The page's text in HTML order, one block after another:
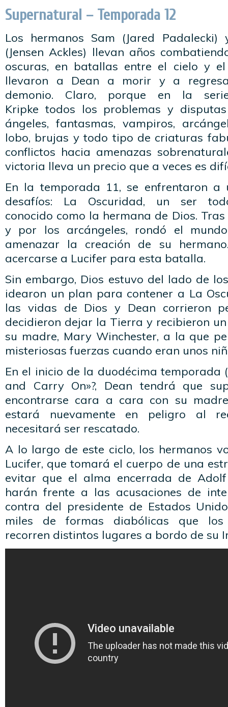
Supernatural – Temporada 12
Los hermanos Sam (Jared Padalecki)
(Jensen Ackles) llevan años
oscuras, en batallas entre el cielo y
llevaron a Dean a morir y a
demonio. Claro, porque en la
Kripke todos los problemas y
ángeles, fantasmas, vampiros,
lobo, brujas y todo tipo de criaturas
conflictos hacia amenazas
victoria lleva un precio que a veces es
En la temporada 11, se enfrentaron a
desafíos: La Oscuridad, un ser
conocido como la hermana de Dios.
y por los arcángeles, rondó el
amenazar la creación de su
acercarse a Lucifer para esta batalla.
Sin embargo, Dios estuvo del lado de
idearon un plan para contener a La
las vidas de Dios y Dean corrieron
decidieron dejar la Tierra y recibieron
su madre, Mary Winchester, a la que
misteriosas fuerzas cuando eran unos
En el inicio de la duodécima temporada
and Carry On»?, Dean tendrá que
encontrarse cara a cara con su
estará nuevamente en peligro al
necesitará ser rescatado.
A lo largo de este ciclo, los hermanos
Lucifer, que tomará el cuerpo de una
evitar que el alma encerrada de
harán frente a las acusaciones de
contra del presidente de Estados
miles de formas diabólicas que los
recorren distintos lugares a bordo de su